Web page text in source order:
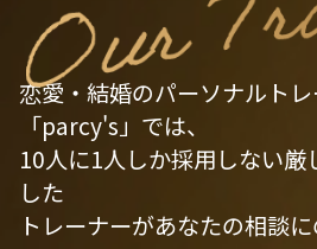
恋愛・結婚のパーソナルト
「parcy's」では、
10人に1人しか採用しない厳
した
トレーナーがあなたの相談に